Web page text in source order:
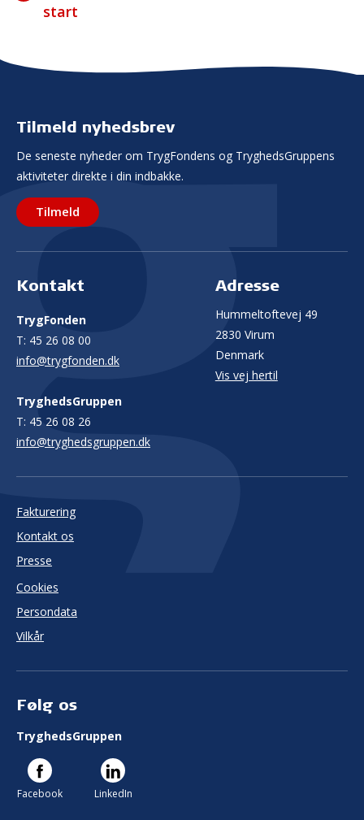
start
Tilmeld nyhedsbrev
De seneste nyheder om TrygFondens og TryghedsGruppens
aktiviteter direkte i din indbakke.
Tilmeld
Kontakt
TrygFonden
T: 45 26 08 00
info@trygfonden.dk
TryghedsGruppen
T: 45 26 08 26
info@tryghedsgruppen.dk
Adresse
Hummeltoftevej 49
2830 Virum
Denmark
Vis vej hertil
Fakturering
Kontakt os
Presse
Cookies
Persondata
Vilkår
Følg os
TryghedsGruppen
Facebook LinkedIn